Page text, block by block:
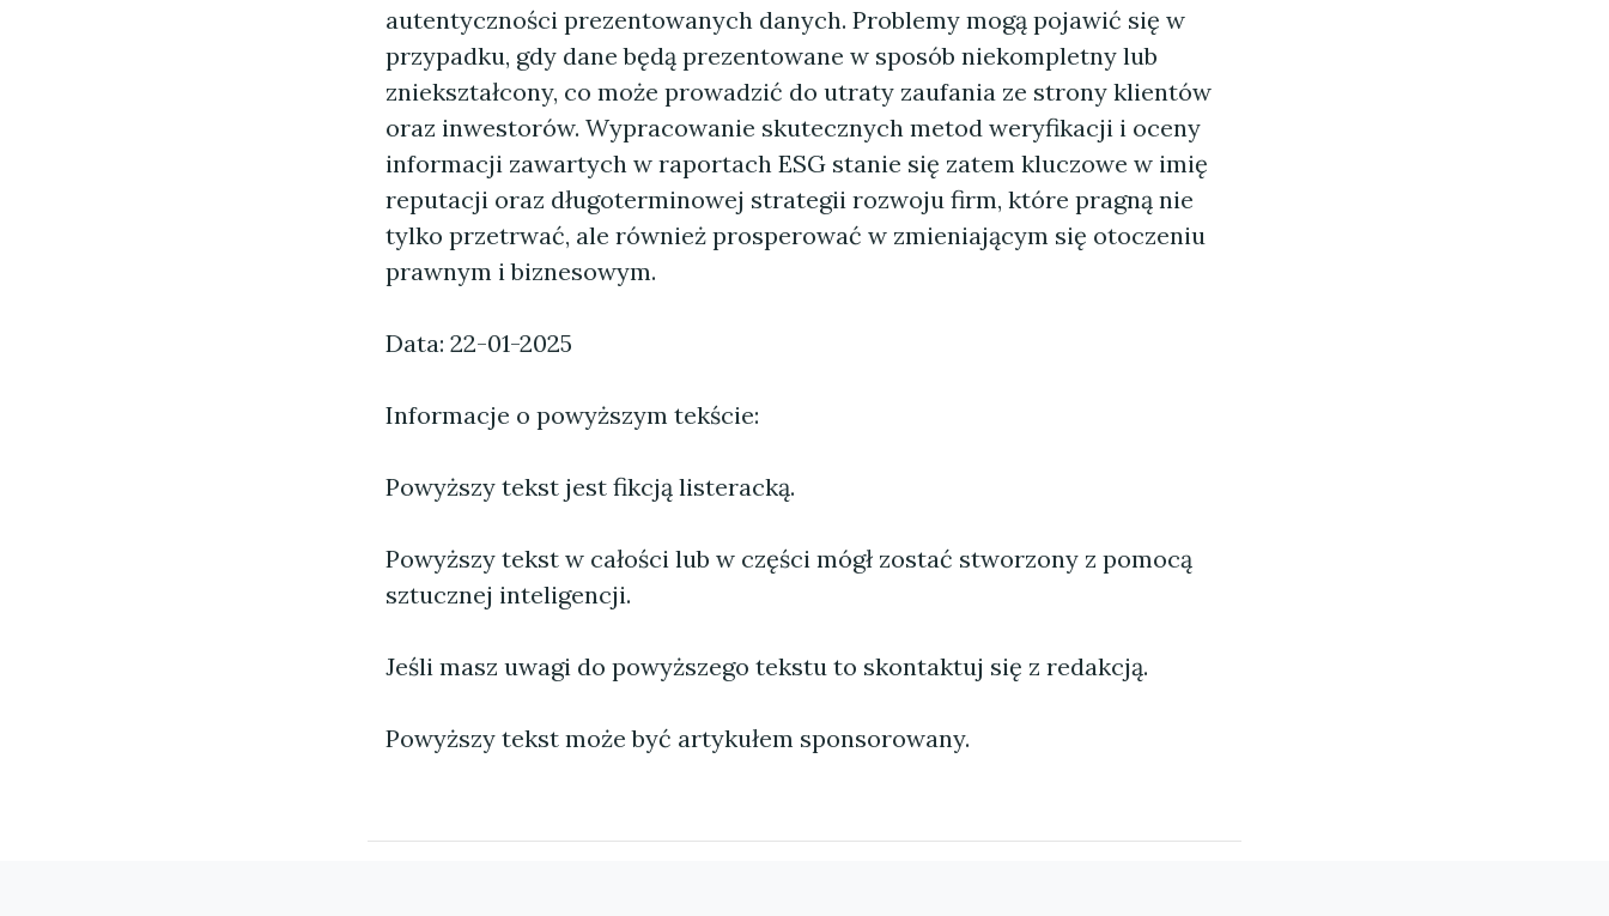
autentyczności prezentowanych danych. Problemy mogą pojawić się w
przypadku, gdy dane będą prezentowane w sposób niekompletny lub
zniekształcony, co może prowadzić do utraty zaufania ze strony klientów
oraz inwestorów. Wypracowanie skutecznych metod weryfikacji i oceny
informacji zawartych w raportach ESG stanie się zatem kluczowe w imię
reputacji oraz długoterminowej strategii rozwoju firm, które pragną nie
tylko przetrwać, ale również prosperować w zmieniającym się otoczeniu
prawnym i biznesowym.
Data: 22-01-2025
Informacje o powyższym tekście:
Powyższy tekst jest fikcją listeracką.
Powyższy tekst w całości lub w części mógł zostać stworzony z pomocą
sztucznej inteligencji.
Jeśli masz uwagi do powyższego tekstu to skontaktuj się z redakcją.
Powyższy tekst może być artykułem sponsorowany.